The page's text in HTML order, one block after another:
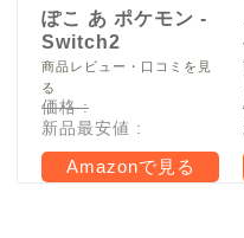
ぽこ あ ポケモン -
Switch2
商品レビュー・口コミを見
る
価格 :
新品最安値 :
Amazonで見る